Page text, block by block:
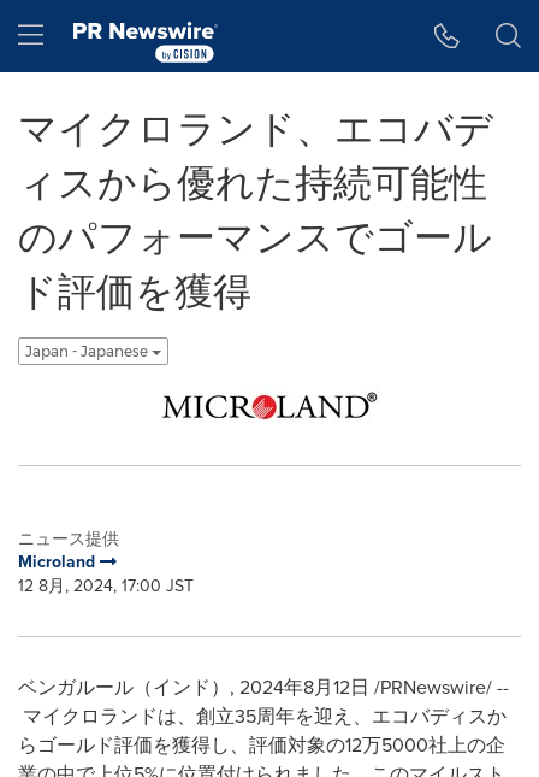
Hamburger menu
マイクロランド、エコバデ
ィスから優れた持続可能性
のパフォーマンスでゴール
ド評価を獲得
Japan - Japanese
ニュース提供
Microland
12 8月, 2024, 17:00 JST
ベンガルール（インド） , 2024年8月12日 /PRNewswire/ --
マイクロランドは、創立35周年を迎え、エコバディスか
らゴールド評価を獲得し、評価対象の12万5000社上の企